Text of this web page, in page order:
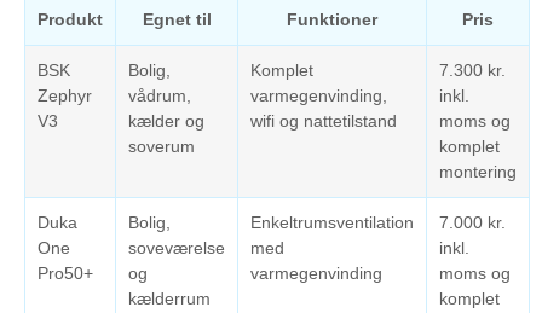
Produkt Egnet til Funktioner Pris
BSK
Zephyr
V3
Bolig,
vådrum,
kælder og
soverum
Komplet
varmegenvinding,
wifi og nattetilstand
7.300 kr.
inkl.
moms og
komplet
montering
Duka
One
Pro50+
Bolig,
soveværelse
og
kælderrum
Enkeltrumsventilation
med
varmegenvinding
7.000 kr.
inkl.
moms og
komplet